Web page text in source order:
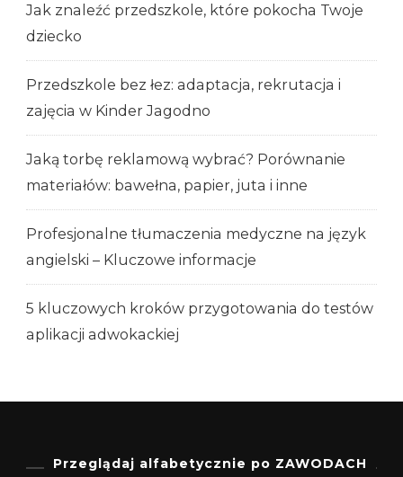
Jak znaleźć przedszkole, które pokocha Twoje
dziecko
Przedszkole bez łez: adaptacja, rekrutacja i
zajęcia w Kinder Jagodno
Jaką torbę reklamową wybrać? Porównanie
materiałów: bawełna, papier, juta i inne
Profesjonalne tłumaczenia medyczne na język
angielski – Kluczowe informacje
5 kluczowych kroków przygotowania do testów
aplikacji adwokackiej
Przeglądaj alfabetycznie po ZAWODACH